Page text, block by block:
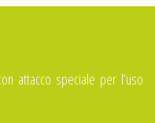
attacco speciale per l’uso